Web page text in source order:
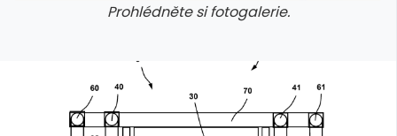
Prohlédněte si fotogalerie.